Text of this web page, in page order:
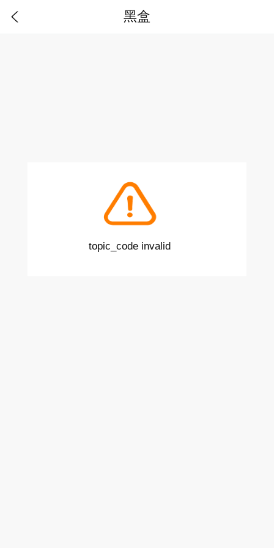
黑盒
topic_code invalid